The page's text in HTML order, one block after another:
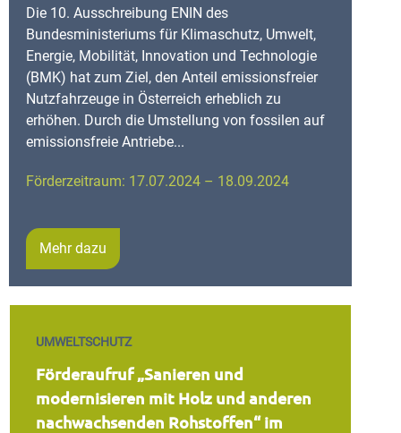
Die 10. Ausschreibung ENIN des
Bundesministeriums für Klimaschutz, Umwelt,
Energie, Mobilität, Innovation und Technologie
(BMK) hat zum Ziel, den Anteil emissionsfreier
Nutzfahrzeuge in Österreich erheblich zu
erhöhen. Durch die Umstellung von fossilen auf
emissionsfreie Antriebe...
Förderzeitraum: 17.07.2024 – 18.09.2024
Mehr dazu
UMWELTSCHUTZ
Förderaufruf „Sanieren und
modernisieren mit Holz und anderen
nachwachsenden Rohstoffen“ im